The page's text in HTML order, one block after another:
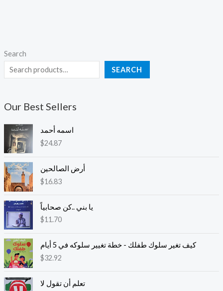
Search
SEARCH
Our Best Sellers
اسمه أحمد
$24.87
أرض الصالحين
$16.83
يا بني ..كن صحابياً
$11.70
كيف تغير سلوك طفلك - خطة تغيير سلوكه في 5 أيام
$32.92
تعلم أن تقول لا